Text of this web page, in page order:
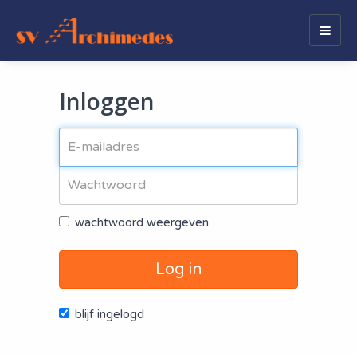
Inloggen
wachtwoord weergeven
Log in
blijf ingelogd